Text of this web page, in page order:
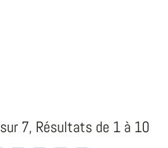
7, Résultats de 1 à 10